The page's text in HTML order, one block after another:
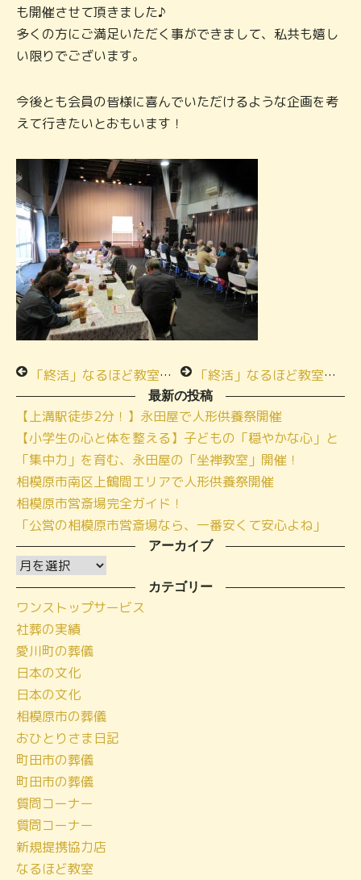
も開催させて頂きました♪
多くの方にご満足いただく事ができまして、私共も嬉し
い限りでございます。
今後とも会員の皆様に喜んでいただけるような企画を考
えて行きたいとおもいます！
「終活」なるほど教室★食べて学ぶ！おもてなしの通夜料理★メモリアルハウス西橋本 「終活」なるほど教室！エンディングノートの詳しい書き方講座★メモリアルハウス城山★
最新の投稿
【上溝駅徒歩2分！】永田屋で人形供養祭開催
【小学生の心と体を整える】子どもの「穏やかな心」と
「集中力」を育む、永田屋の「坐禅教室」開催！
相模原市南区上鶴間エリアで人形供養祭開催
相模原市営斎場完全ガイド！
「公営の相模原市営斎場なら、一番安くて安心よね」
アーカイブ
ア
ー
カ
イ
ブ
カテゴリー
ワンストップサービス
社葬の実績
愛川町の葬儀
日本の文化
日本の文化
相模原市の葬儀
おひとりさま日記
町田市の葬儀
町田市の葬儀
質問コーナー
質問コーナー
新規提携協力店
なるほど教室